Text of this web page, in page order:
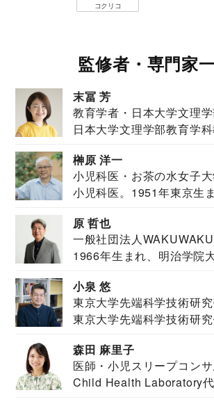
コクリコ
監修者・専門家
末冨 芳
教育学者・日本大学文理
日本大学文理学部教育学
榊原 洋一
小児科医・お茶の水女子
小児科医。1951年東京生
原 哲也
一般社団法人
JAPAN代表・言語聴覚士
1966年生まれ、明治学院
小泉 悠
東京大学先端科学技術研
東京大学先端科学技術研
森田 麻里子
医師・小児スリープコン
Child Health Laboratory